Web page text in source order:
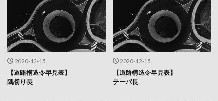
2020-12-15
【道路構造令早見表】
隅切り長
2020-12-15
【道路構造令早見表】
テーパ長